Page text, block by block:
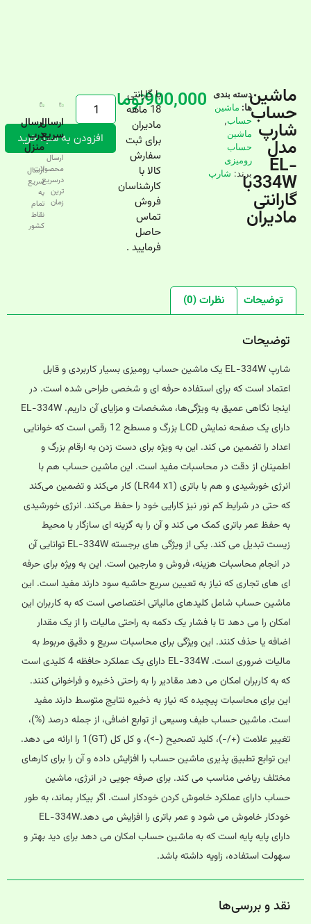
ماشین
حساب
شارپ
مدل
EL-
334Wبا
گارانتی
مادیران
دسته بندی
ها: ماشین
حساب,
ماشین
حساب
رومیزی
برند: شارپ
900,000تومانبا گارانتی
18 ماهه
مادیران
برای ثبت
سفارش
کالا با
کارشناسان
فروش
تماس
حاصل
فرمایید .
افزودن به سبد خرید
ارسال
سریع
ارسال
محصولات
درسریع‌
ترین
زمان
ارسال
درب
منزل
ارسال
سریع
به
تمام
نقاط
کشور
توضیحات نظرات (0)
توضیحات
شارپ EL-334W یک ماشین حساب رومیزی بسیار کاربردی و قابل
اعتماد است که برای استفاده حرفه ای و شخصی طراحی شده است. در
اینجا نگاهی عمیق به ویژگی‌ها، مشخصات و مزایای آن داریم. EL-334W
دارای یک صفحه نمایش LCD بزرگ و مسطح 12 رقمی است که خوانایی
اعداد را تضمین می کند. این به ویژه برای دست زدن به ارقام بزرگ و
اطمینان از دقت در محاسبات مفید است. این ماشین حساب هم با
انرژی خورشیدی و هم با باتری (LR44 x1) کار می‌کند و تضمین می‌کند
که حتی در شرایط کم نور نیز کارایی خود را حفظ می‌کند. انرژی خورشیدی
به حفظ عمر باتری کمک می کند و آن را به گزینه ای سازگار با محیط
زیست تبدیل می کند. یکی از ویژگی های برجسته EL-334W توانایی آن
در انجام محاسبات هزینه، فروش و مارجین است. این به ویژه برای حرفه
ای های تجاری که نیاز به تعیین سریع حاشیه سود دارند مفید است. این
ماشین حساب شامل کلیدهای مالیاتی اختصاصی است که به کاربران این
امکان را می دهد تا با فشار یک دکمه به راحتی مالیات را از یک مقدار
اضافه یا حذف کنند. این ویژگی برای محاسبات سریع و دقیق مربوط به
مالیات ضروری است. EL-334W دارای یک عملکرد حافظه 4 کلیدی است
که به کاربران امکان می دهد مقادیر را به راحتی ذخیره و فراخوانی کنند.
این برای محاسبات پیچیده که نیاز به ذخیره نتایج متوسط ​​دارند مفید
است. ماشین حساب طیف وسیعی از توابع اضافی، از جمله درصد (%)،
تغییر علامت (+/-)، کلید تصحیح (->)، و کل کل (GT)1 را ارائه می دهد.
این توابع تطبیق پذیری ماشین حساب را افزایش داده و آن را برای کارهای
مختلف ریاضی مناسب می کند. برای صرفه جویی در انرژی، ماشین
حساب دارای عملکرد خاموش کردن خودکار است. اگر بیکار بماند، به طور
خودکار خاموش می شود و عمر باتری را افزایش می دهد.EL-334W
دارای پایه پایه است که به ماشین حساب امکان می دهد برای دید بهتر و
سهولت استفاده، زاویه داشته باشد.
نقد و بررسی‌ها